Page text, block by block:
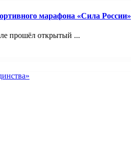
марафона «Сила России»
прошёл открытый ...